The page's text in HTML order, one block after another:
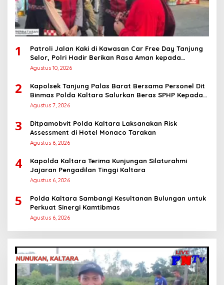
1
Patroli Jalan Kaki di Kawasan Car Free Day Tanjung
Selor, Polri Hadir Berikan Rasa Aman kepada
Masyarakat
Agustus 10, 2026
2
Kapolsek Tanjung Palas Barat Bersama Personel Dit
Binmas Polda Kaltara Salurkan Beras SPHP Kepada
Masyarakat
Agustus 7, 2026
3
Ditpamobvit Polda Kaltara Laksanakan Risk
Assessment di Hotel Monaco Tarakan
Agustus 6, 2026
4
Kapolda Kaltara Terima Kunjungan Silaturahmi
Jajaran Pengadilan Tinggi Kaltara
Agustus 6, 2026
5
Polda Kaltara Sambangi Kesultanan Bulungan untuk
Perkuat Sinergi Kamtibmas
Agustus 6, 2026